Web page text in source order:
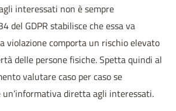
interessati non è sempre
del GDPR stabilisce che essa va
violazione comporta un rischio elevato
delle persone fisiche. Spetta quindi al
valutare caso per caso se
un’informativa diretta agli interessati.